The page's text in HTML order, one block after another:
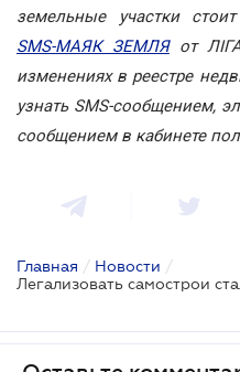
земельные участки
SMS-МАЯК ЗЕМЛЯот
изменениях в реестре
узнать SMS-сообщением,
сообщением в кабинете
Главная / Новости /
Легализовать самострои